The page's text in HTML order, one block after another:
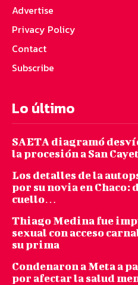
Advertise
Privacy Policy
Contact
Subscribe
Lo último
SAETA diagramó
la procesión a San
Los detalles de la
por su novia en Chaco:
cuello…
Thiago Medina fue
sexual con acceso
su prima
Condenaron a Meta a
por afectar la salud